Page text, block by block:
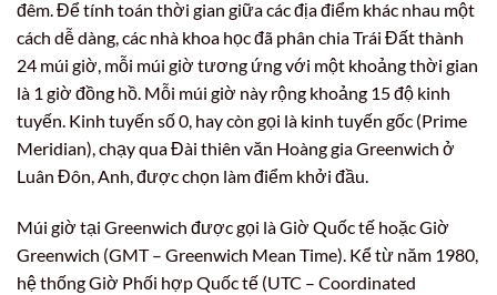
đêm. Để tính toán thời gian giữa các địa điểm khác nhau một
cách dễ dàng, các nhà khoa học đã phân chia Trái Đất thành
24 múi giờ, mỗi múi giờ tương ứng với một khoảng thời gian
là 1 giờ đồng hồ. Mỗi múi giờ này rộng khoảng 15 độ kinh
tuyến. Kinh tuyến số 0, hay còn gọi là kinh tuyến gốc (Prime
Meridian), chạy qua Đài thiên văn Hoàng gia Greenwich ở
Luân Đôn, Anh, được chọn làm điểm khởi đầu.
Múi giờ tại Greenwich được gọi là Giờ Quốc tế hoặc Giờ
Greenwich (GMT – Greenwich Mean Time). Kể từ năm 1980,
hệ thống Giờ Phối hợp Quốc tế (UTC – Coordinated